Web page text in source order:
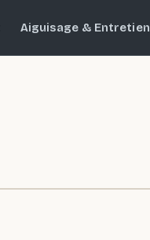
Aiguisage & Entretien